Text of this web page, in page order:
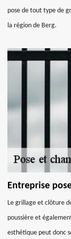
pose de tout type de
la région de Berg.
Entreprise
Le grillage et clôture
poussière et
esthétique peut donc